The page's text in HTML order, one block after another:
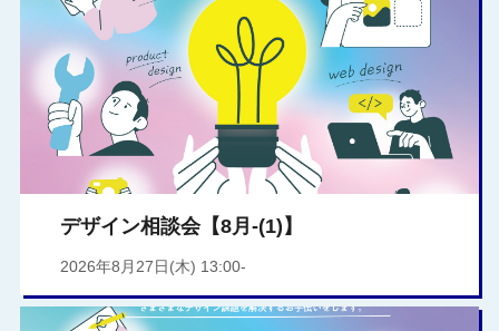
デザイン相談会【8月-(1)】
2026年8月27日(木) 13:00-